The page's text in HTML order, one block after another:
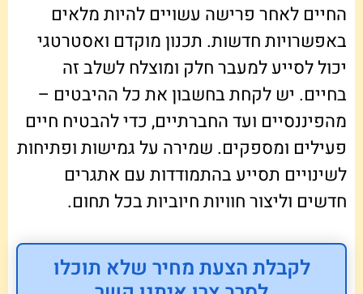
החיים לאחר פרישה עשויים להיות מלאים
באפשרויות חדשות. תכנון מוקדם ואסטרטגי
יכול לסייע למעבר חלק ומוצלח לשלב זה
בחיים. יש לקחת בחשבון את כל ההיבטים –
מהפיננסיים ועד החברתיים, כדי להבטיח חיים
פעילים ומספקים. שמירה על גמישות ופתיחות
לשינויים תסייע בהתמודדות עם אתגרים
חדשים וליצור חוויות חיוביות בכל תחום.
לקבלת הצעת מחיר שלא תוכלו